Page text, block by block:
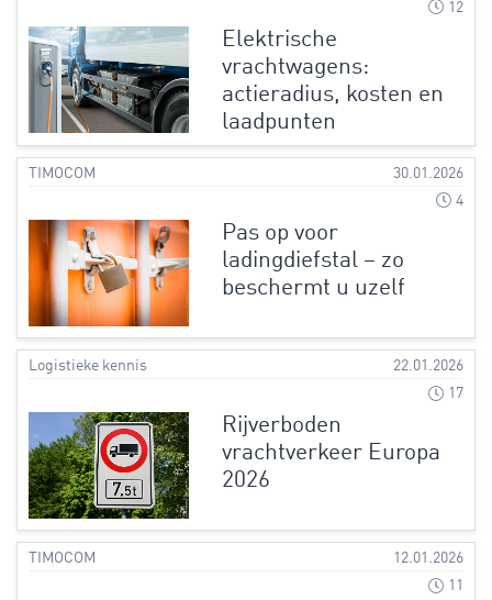
12
Elektrische
vrachtwagens:
actieradius, kosten en
laadpunten
TIMOCOM
30.01.2026
4
Pas op voor
ladingdiefstal – zo
beschermt u uzelf
Logistieke kennis
22.01.2026
17
Rijverboden
vrachtverkeer Europa
2026
TIMOCOM
12.01.2026
11